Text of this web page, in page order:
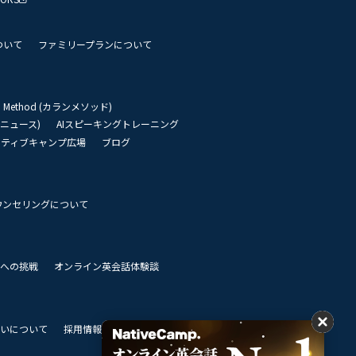
いて ファミリープランについて
Method (カランメソッド)
ュース)
AIスピーキングトレーニング
ィブキャンプ広場
ブログ
セリングについて
の挑戦 オンライン英会話体験談
について 採用情報 私達のビジョン